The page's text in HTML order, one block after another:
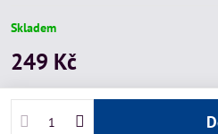
Skladem
249 Kč